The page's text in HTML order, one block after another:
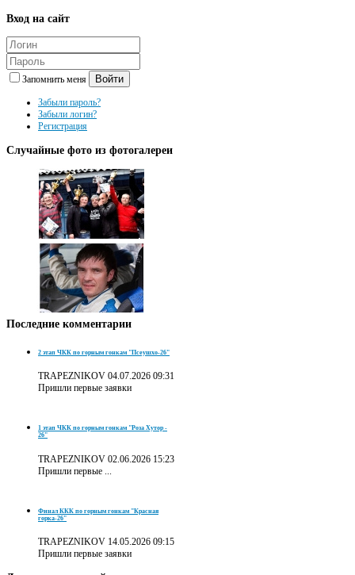
Вход на сайт
Запомнить меня Войти
Забыли пароль?
Забыли логин?
Регистрация
Случайные фото из фотогалереи
Последние комментарии
2 этап ЧКК по горным гонкам "Псеушхо-26"
TRAPEZNIKOV 04.07.2026 09:31
Пришли первые заявки
1 этап ЧКК по горным гонкам "Роза Хутор -
26"
TRAPEZNIKOV 02.06.2026 15:23
Пришли первые ...
Финал ККК по горным гонкам "Красная
горка-26"
TRAPEZNIKOV 14.05.2026 09:15
Пришли первые заявки